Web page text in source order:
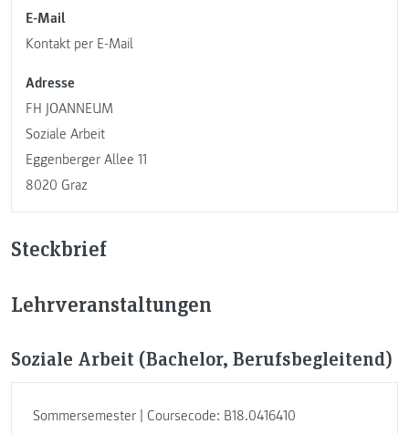
E-Mail
Kontakt per E-Mail
Adresse
FH JOANNEUM
Soziale Arbeit
Eggenberger Allee 11
8020 Graz
Steckbrief
Lehrveranstaltungen
Soziale Arbeit (Bachelor, Berufsbegleitend)
Sommersemester | Coursecode: B18.0416410